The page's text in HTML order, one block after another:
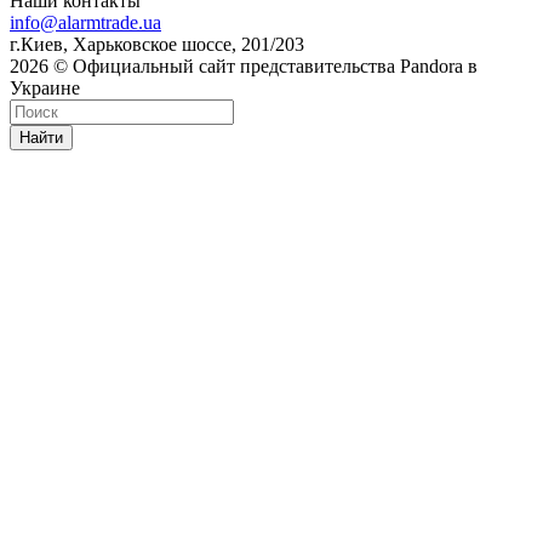
info@alarmtrade.ua
г.Киев, Харьковское шоссе, 201/203
2026 © Официальный сайт представительства Pandora в
Украине
Найти